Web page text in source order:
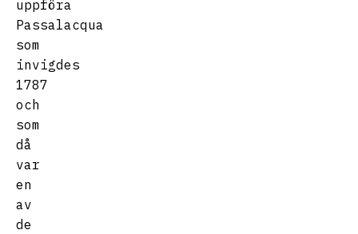
uppföra
Passalacqua
som
invigdes
1787
och
som
då
var
en
av
de